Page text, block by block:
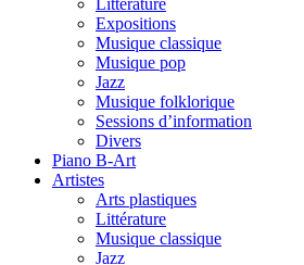
Littérature
Expositions
Musique classique
Musique pop
Jazz
Musique folklorique
Sessions d’information
Divers
Piano B-Art
Artistes
Arts plastiques
Littérature
Musique classique
Jazz